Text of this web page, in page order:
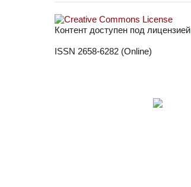
Контент доступен под лицензией
ISSN 2658-6282 (Online)